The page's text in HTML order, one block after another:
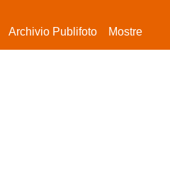
Archivio Publifoto Mostre